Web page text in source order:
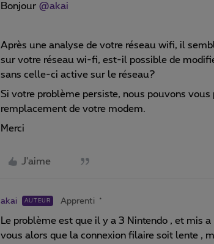
Bonjour ​ @akai
Après une analyse de votre réseau wifi, il
sur votre réseau wi-fi, est-il possible de
sans celle-ci active sur le réseau?
Si votre problème persiste, nous pouvons
remplacement de votre modem.
Merci
J'aime
akai AUTEUR Apprenti
Le problème est que il y a 3 Nintendo , et mis
vous alors que la connexion filaire soit lente ,